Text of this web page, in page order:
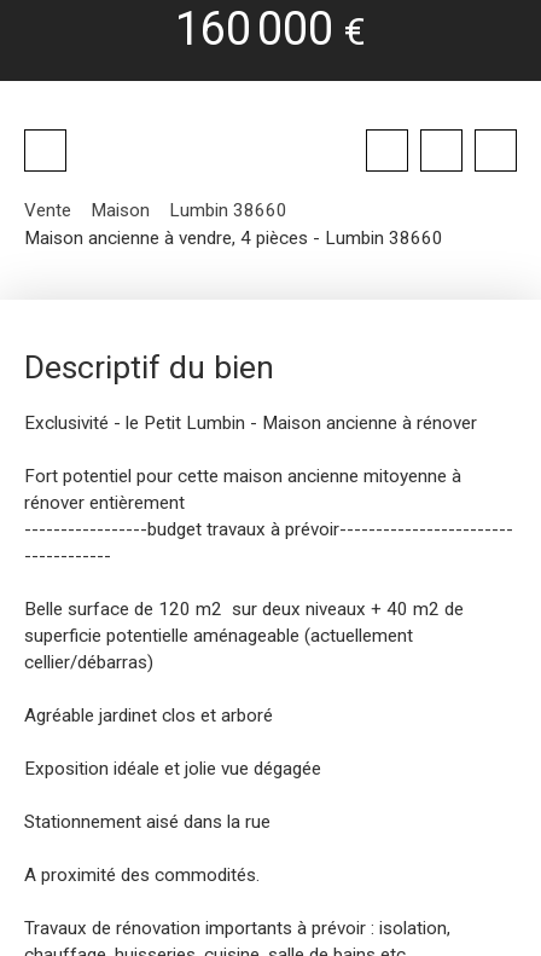
160 000 €
Vente Maison
Lumbin 38660
Maison ancienne à vendre, 4 pièces - Lumbin 38660
Descriptif du bien
Exclusivité - le Petit Lumbin - Maison ancienne à rénover
Fort potentiel pour cette maison ancienne mitoyenne à
rénover entièrement
-----------------budget travaux à prévoir------------------------
------------
Belle surface de 120 m2 sur deux niveaux + 40 m2 de
superficie potentielle aménageable (actuellement
cellier/débarras)
Agréable jardinet clos et arboré
Exposition idéale et jolie vue dégagée
Stationnement aisé dans la rue
A proximité des commodités.
Travaux de rénovation importants à prévoir : isolation,